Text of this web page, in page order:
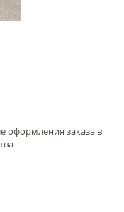
оформления заказа в